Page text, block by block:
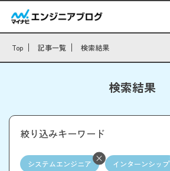
Top 記事一覧 検索結果
検索結果
絞り込みキーワード
システムエンジニア インターンシップ